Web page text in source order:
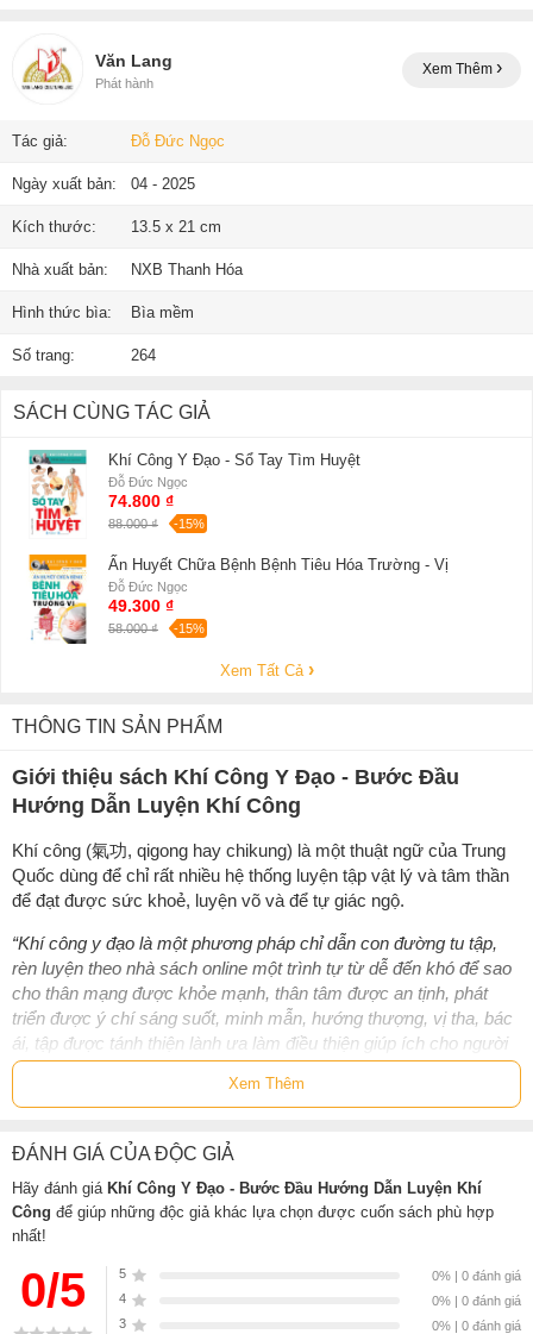
Văn Lang
Phát hành
Xem Thêm
Tác giả: Đỗ Đức Ngọc
Ngày xuất bản: 04 - 2025
Kích thước: 13.5 x 21 cm
Nhà xuất bản: NXB Thanh Hóa
Hình thức bìa: Bìa mềm
Số trang: 264
SÁCH CÙNG TÁC GIẢ
Khí Công Y Đạo - Sổ Tay Tìm Huyệt
Đỗ Đức Ngọc
74.800 ₫
88.000 ₫ -15%
Ấn Huyết Chữa Bệnh Bệnh Tiêu Hóa Trường - Vị
Đỗ Đức Ngọc
49.300 ₫
58.000 ₫ -15%
Xem Tất Cả
THÔNG TIN SẢN PHẨM
Giới thiệu sách Khí Công Y Đạo - Bước Đầu
Hướng Dẫn Luyện Khí Công
Khí công (氣功, qigong hay chikung) là một thuật ngữ của Trung
Quốc dùng để chỉ rất nhiều hệ thống luyện tập vật lý và tâm thần
để đạt được sức khoẻ, luyện võ và để tự giác ngộ.
“Khí công y đạo là một phương pháp chỉ dẫn con đường tu tập,
rèn luyện theo nhà sách online một trình tự từ dễ đến khó để sao
cho thân mạng được khỏe mạnh, thân tâm được an tịnh, phát
triển được ý chí sáng suốt, minh mẫn, hướng thượng, vị tha, bác
ái, tập được tánh thiện lành ưa làm điều thiện giúp ích cho người
khác”.
“Khí công ở đây không phải là môn võ thuật, dùng động công để
“tịnh” gần giống như Thiền tịnh nhưng không hoàn toàn giống
thiền tịnh, vì nó có các phương pháp thở nhất định cho từng giai
đoạn theo một trình tự từ thấp đến cao”.
đúng đắn, rõ ràng khi thực hành sách
"Khí Công Y Đạo - Bước
Đầu Hướng Dẫn Luyện Khí Công”
Xem Thêm
ĐÁNH GIÁ CỦA ĐỘC GIẢ
Hãy đánh giá Khí Công Y Đạo - Bước Đầu Hướng Dẫn Luyện Khí
Công để giúp những độc giả khác lựa chọn được cuốn sách phù hợp
nhất!
0/5 5
0% | 0 đánh giá
4
0% | 0 đánh giá
3
0% | 0 đánh giá